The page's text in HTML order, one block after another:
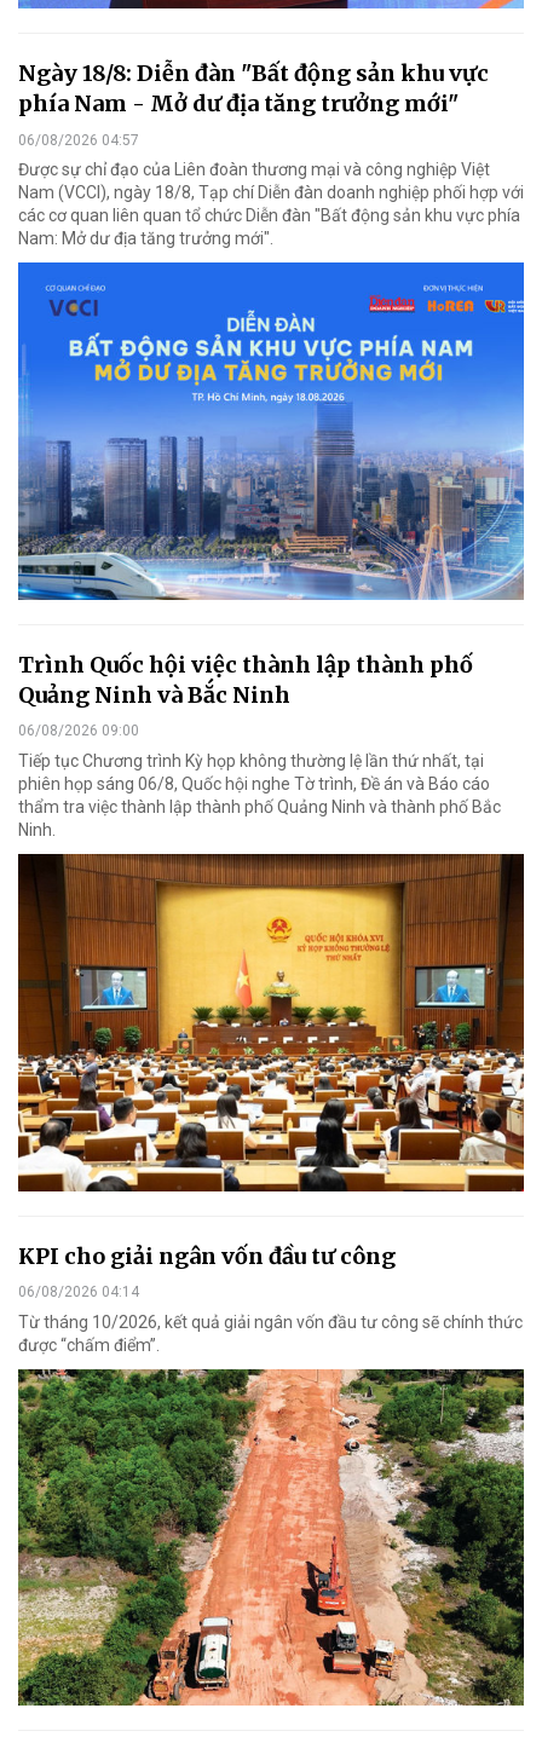
Ngày 18/8: Diễn đàn "Bất động sản khu vực
phía Nam - Mở dư địa tăng trưởng mới"
06/08/2026 04:57
Được sự chỉ đạo của Liên đoàn thương mại và công nghiệp Việt
Nam (VCCI), ngày 18/8, Tạp chí Diễn đàn doanh nghiệp phối hợp với
các cơ quan liên quan tổ chức Diễn đàn "Bất động sản khu vực phía
Nam: Mở dư địa tăng trưởng mới".
Trình Quốc hội việc thành lập thành phố
Quảng Ninh và Bắc Ninh
06/08/2026 09:00
Tiếp tục Chương trình Kỳ họp không thường lệ lần thứ nhất, tại
phiên họp sáng 06/8, Quốc hội nghe Tờ trình, Đề án và Báo cáo
thẩm tra việc thành lập thành phố Quảng Ninh và thành phố Bắc
Ninh.
KPI cho giải ngân vốn đầu tư công
06/08/2026 04:14
Từ tháng 10/2026, kết quả giải ngân vốn đầu tư công sẽ chính thức
được “chấm điểm”.